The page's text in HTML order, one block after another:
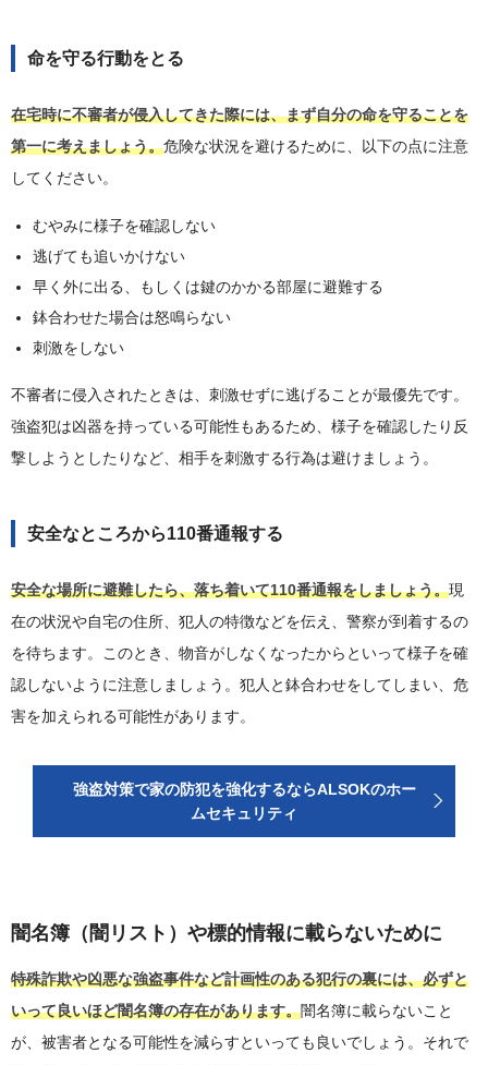
命を守る行動をとる
在宅時に不審者が侵入してきた際には、まず自分の命を守ることを
第一に考えましょう。危険な状況を避けるために、以下の点に注意
してください。
むやみに様子を確認しない
逃げても追いかけない
早く外に出る、もしくは鍵のかかる部屋に避難する
鉢合わせた場合は怒鳴らない
刺激をしない
不審者に侵入されたときは、刺激せずに逃げることが最優先です。
強盗犯は凶器を持っている可能性もあるため、様子を確認したり反
撃しようとしたりなど、相手を刺激する行為は避けましょう。
安全なところから110番通報する
安全な場所に避難したら、落ち着いて110番通報をしましょう。現
在の状況や自宅の住所、犯人の特徴などを伝え、警察が到着するの
を待ちます。このとき、物音がしなくなったからといって様子を確
認しないように注意しましょう。犯人と鉢合わせをしてしまい、危
害を加えられる可能性があります。
強盗対策で家の防犯を強化するならALSOKのホー
ムセキュリティ
闇名簿（闇リスト）や標的情報に載らないために
特殊詐欺や凶悪な強盗事件など計画性のある犯行の裏には、必ずと
いって良いほど闇名簿の存在があります。闇名簿に載らないこと
が、被害者となる可能性を減らすといっても良いでしょう。それで